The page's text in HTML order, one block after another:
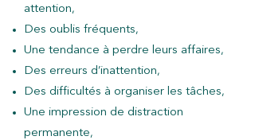
attention,
Des oublis fréquents,
Une tendance à perdre leurs affaires,
Des erreurs d’inattention,
Des difficultés à organiser les tâches,
Une impression de distraction
permanente,